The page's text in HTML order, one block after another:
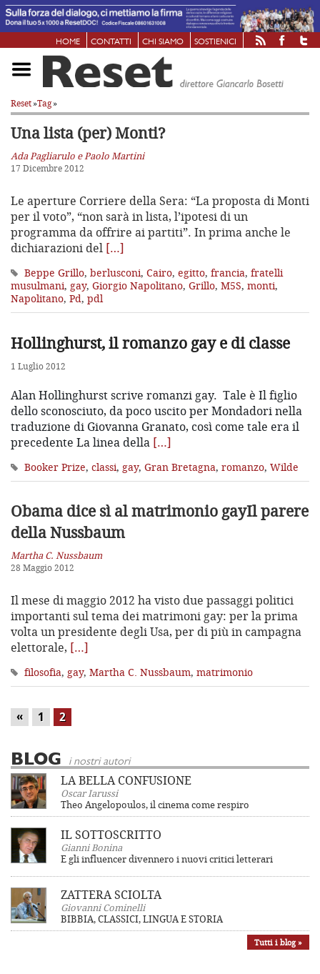
HOME CONTATTI CHI SIAMO SOSTIENICI
Reset»Tag»
Una lista (per) Monti?
Ada Pagliarulo e Paolo Martini
17 Dicembre 2012
Le aperture Corriere della Sera: “La proposta di Monti
per il voto”, “non sarà in lista, l’ipotesi di un
programma da offrire ai partiti”. In prima anche le
dichiarazioni del […]
Beppe Grillo, berlusconi, Cairo, egitto, francia, fratelli
musulmani, gay, Giorgio Napolitano, Grillo, M5S, monti,
Napolitano, Pd, pdl
Hollinghurst, il romanzo gay e di classe
1 Luglio 2012
Alan Hollinghurst scrive romanzi gay. Tale è Il figlio
dello sconosciuto, da poco uscito per Mondadori nella
traduzione di Giovanna Granato, così come tale era il
precedente La linea della […]
Booker Prize, classi, gay, Gran Bretagna, romanzo, Wilde
Obama dice sì al matrimonio gayIl parere
della Nussbaum
Martha C. Nussbaum
28 Maggio 2012
Il mese di maggio 2012 ha visto due passaggi politici
importanti sul tema dei matrimoni gay: per la prima
volta un presidente degli Usa, per di più in campagna
elettorale, […]
filosofia, gay, Martha C. Nussbaum, matrimonio
« 1 2
BLOG i nostri autori
LA BELLA CONFUSIONE
Oscar Iarussi
Theo Angelopoulos, il cinema come respiro
IL SOTTOSCRITTO
Gianni Bonina
E gli influencer divennero i nuovi critici letterari
ZATTERA SCIOLTA
Giovanni Cominelli
BIBBIA, CLASSICI, LINGUA E STORIA
Tutti i blog »